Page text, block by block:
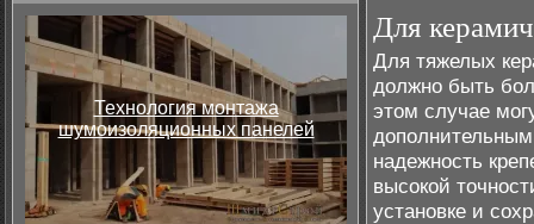
Технология монтажа
шумоизоляционных панелей
Для
Для тяжелых
должно быть
этом случае
надежность
высокой
установке и